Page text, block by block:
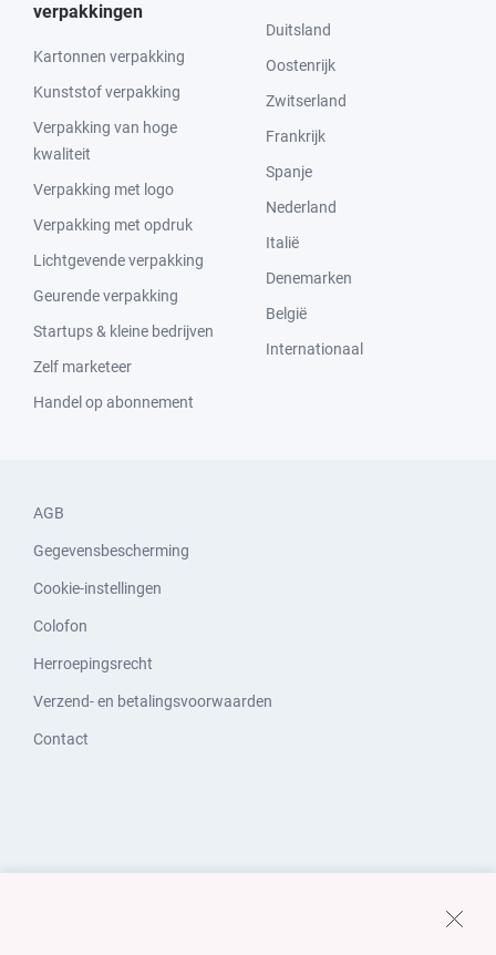
verpakkingen
Kartonnen verpakking
Kunststof verpakking
Verpakking van hoge
kwaliteit
Verpakking met logo
Verpakking met opdruk
Lichtgevende verpakking
Geurende verpakking
Startups & kleine bedrijven
Zelf marketeer
Handel op abonnement
Duitsland
Oostenrijk
Zwitserland
Frankrijk
Spanje
Nederland
Italië
Denemarken
België
Internationaal
AGB
Gegevensbescherming
Cookie-instellingen
Colofon
Herroepingsrecht
Verzend- en betalingsvoorwaarden
Contact